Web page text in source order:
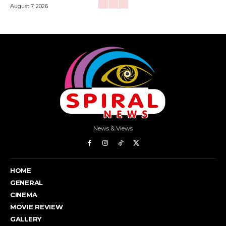
August 7, 2026
News & Views
HOME
GENERAL
CINEMA
MOVIE REVIEW
GALLERY